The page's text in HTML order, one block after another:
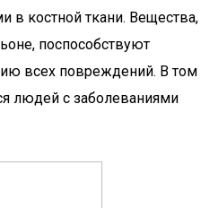
в костной ткани. Вещества,
поспособствуют
всех повреждений. В том
людей с заболеваниями